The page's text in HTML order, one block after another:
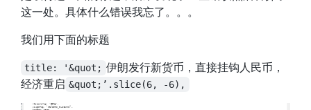
这一处。具体什么错误我忘了。。。
我们用下面的标题
title: '&quot; 伊朗发行新货币，直接挂钩人民币，
经济重启 &quot;’.slice(6, -6),